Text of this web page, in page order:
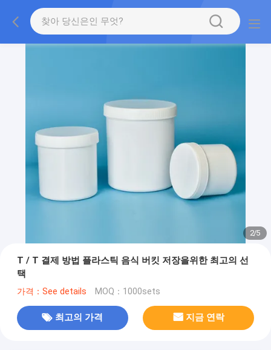
2/5
T / T 결제 방법 플라스틱 음식 버킷 저장을위한 최고의 선
택
가격：See details MOQ：1000sets
최고의 가격 지금 연락